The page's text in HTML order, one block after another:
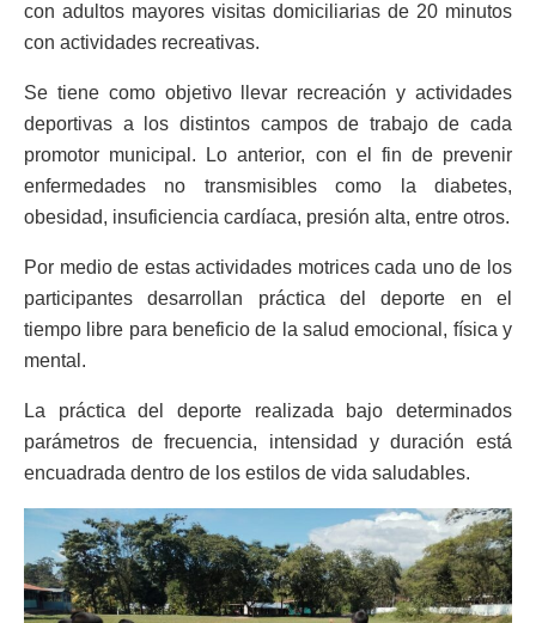
con adultos mayores visitas domiciliarias de 20 minutos
con actividades recreativas.
Se tiene como objetivo llevar recreación y actividades
deportivas a los distintos campos de trabajo de cada
promotor municipal. Lo anterior, con el fin de prevenir
enfermedades no transmisibles como la diabetes,
obesidad, insuficiencia cardíaca, presión alta, entre otros.
Por medio de estas actividades motrices cada uno de los
participantes desarrollan práctica del deporte en el
tiempo libre para beneficio de la salud emocional, física y
mental.
La práctica del deporte realizada bajo determinados
parámetros de frecuencia, intensidad y duración está
encuadrada dentro de los estilos de vida saludables.